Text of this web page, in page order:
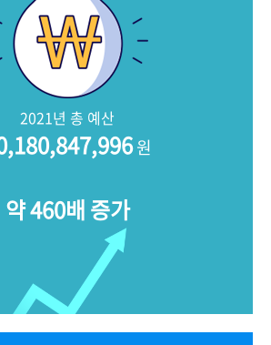
2021년 총 예산
원
약 460배 증가